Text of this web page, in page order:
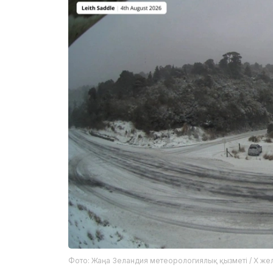
Фото: Жаңа Зеландия метеорологиялық қызметі / X